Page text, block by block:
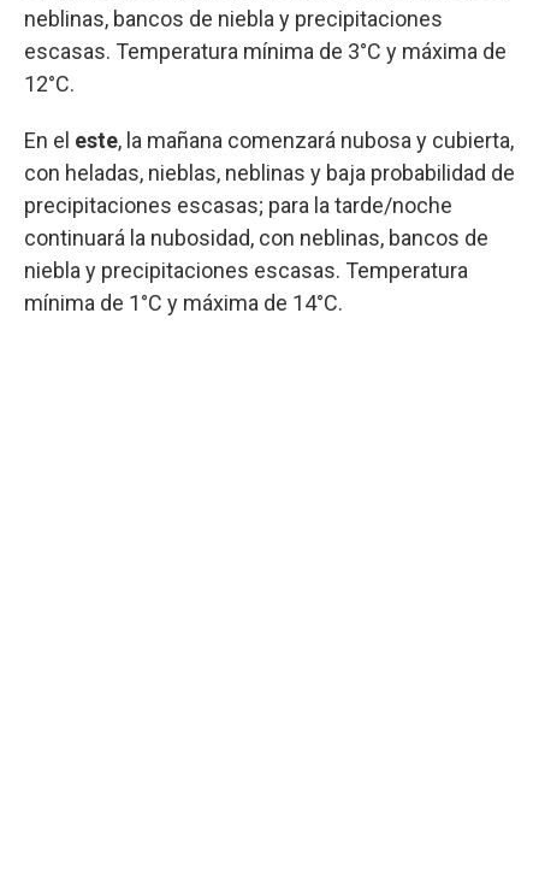
neblinas, bancos de niebla y precipitaciones
escasas. Temperatura mínima de 3°C y máxima de
12°C.
En el este, la mañana comenzará nubosa y cubierta,
con heladas, nieblas, neblinas y baja probabilidad de
precipitaciones escasas; para la tarde/noche
continuará la nubosidad, con neblinas, bancos de
niebla y precipitaciones escasas. Temperatura
mínima de 1°C y máxima de 14°C.